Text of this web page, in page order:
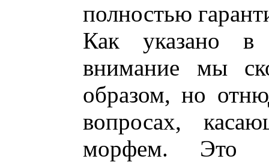
полностью
Как указано в
внимание мы
образом, но
вопросах,
морфем. Это